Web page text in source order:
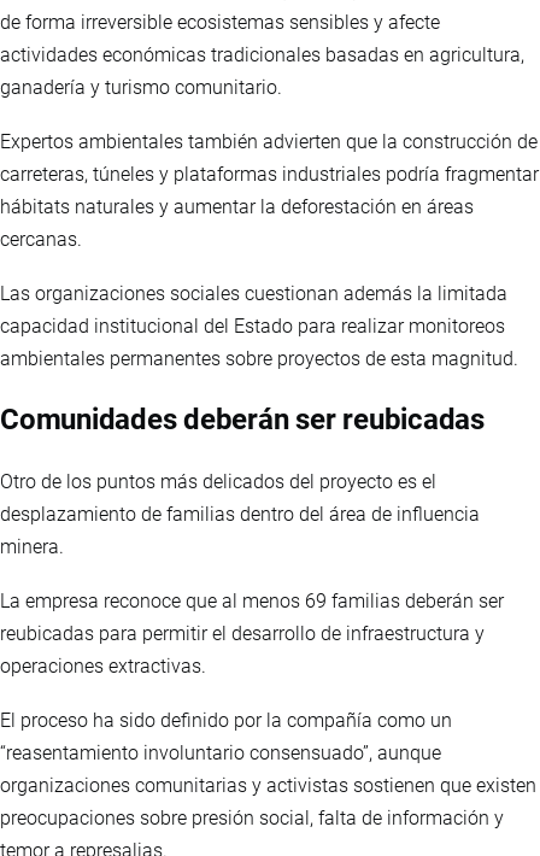
de forma irreversible ecosistemas sensibles y afecte
actividades económicas tradicionales basadas en agricultura,
ganadería y turismo comunitario.
Expertos ambientales también advierten que la construcción de
carreteras, túneles y plataformas industriales podría fragmentar
hábitats naturales y aumentar la deforestación en áreas
cercanas.
Las organizaciones sociales cuestionan además la limitada
capacidad institucional del Estado para realizar monitoreos
ambientales permanentes sobre proyectos de esta magnitud.
Comunidades deberán ser reubicadas
Otro de los puntos más delicados del proyecto es el
desplazamiento de familias dentro del área de influencia
minera.
La empresa reconoce que al menos 69 familias deberán ser
reubicadas para permitir el desarrollo de infraestructura y
operaciones extractivas.
El proceso ha sido definido por la compañía como un
“reasentamiento involuntario consensuado”, aunque
organizaciones comunitarias y activistas sostienen que existen
preocupaciones sobre presión social, falta de información y
temor a represalias.